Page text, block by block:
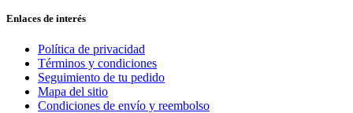
Enlaces de interés
Política de privacidad
Términos y condiciones
Seguimiento de tu pedido
Mapa del sitio
Condiciones de envío y reembolso